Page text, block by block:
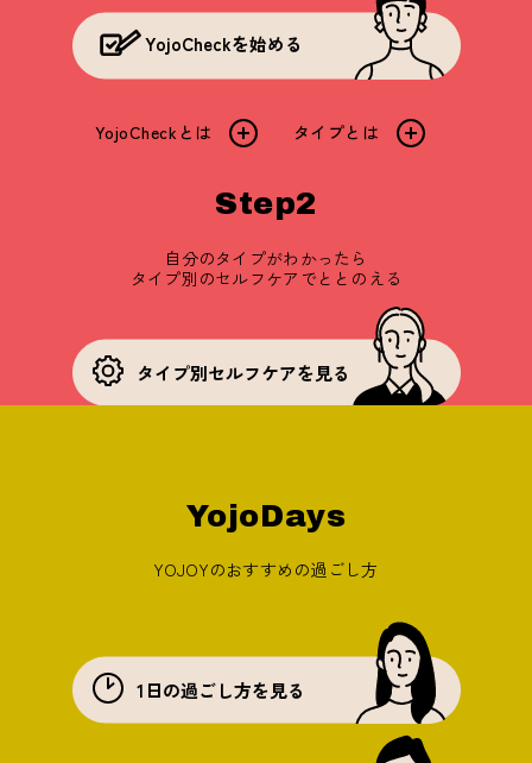
YojoCheckを始める
YojoCheckとは タイプとは
Step2
自分のタイプがわかったら
タイプ別のセルフケアでととのえる
タイプ別セルフケアを見る
YojoDays
YOJOYのおすすめの過ごし方
1日の過ごし方を見る